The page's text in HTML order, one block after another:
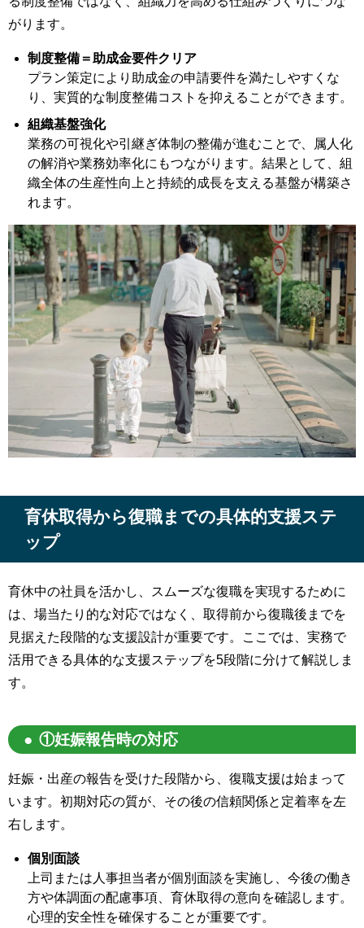
がります。
制度整備＝助成金要件クリア
プラン策定により助成金の申請要件を満たしやすくな
り、実質的な制度整備コストを抑えることができます。
組織基盤強化
業務の可視化や引継ぎ体制の整備が進むことで、属人化
の解消や業務効率化にもつながります。結果として、組
織全体の生産性向上と持続的成長を支える基盤が構築さ
れます。
育休取得から復職までの具体的支援ステ
ップ
育休中の社員を活かし、スムーズな復職を実現するために
は、場当たり的な対応ではなく、取得前から復職後までを
見据えた段階的な支援設計が重要です。ここでは、実務で
活用できる具体的な支援ステップを5段階に分けて解説しま
す。
①妊娠報告時の対応
妊娠・出産の報告を受けた段階から、復職支援は始まって
います。初期対応の質が、その後の信頼関係と定着率を左
右します。
個別面談
上司または人事担当者が個別面談を実施し、今後の働き
方や体調面の配慮事項、育休取得の意向を確認します。
心理的安全性を確保することが重要です。